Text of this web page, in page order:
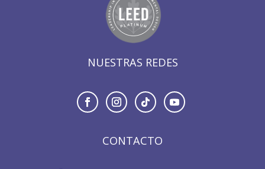
NUESTRAS REDES
CONTACTO